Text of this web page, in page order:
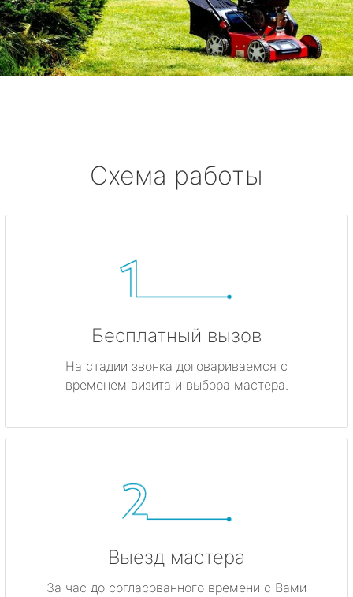
Схема работы
Бесплатный вызов
На стадии звонка договариваемся с
временем визита и выбора мастера.
Выезд мастера
За час до согласованного времени с Вами